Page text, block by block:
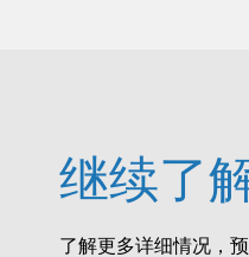
继续了
了解更多详细情况，